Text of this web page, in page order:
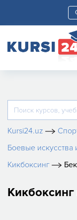
Kursi24.uz
Боевые искусства
​Кикбоксинг